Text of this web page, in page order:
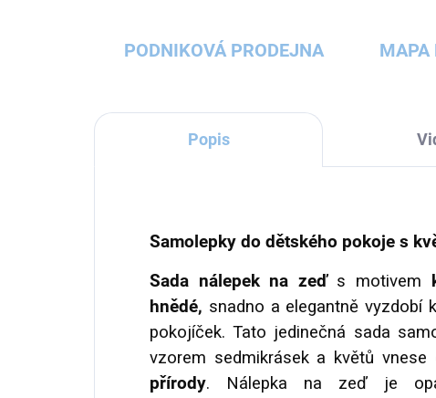
PODNIKOVÁ PRODEJNA MAPA
Popis
Samolepky do dětského pokoje s
Sada nálepek na zeďs motivem
hnědé, snadno a elegantně vyzdobí
pokojíček. Tato jedinečná sada
vzorem sedmikrásek a květů vnese
přírody. Nálepka na zeď je